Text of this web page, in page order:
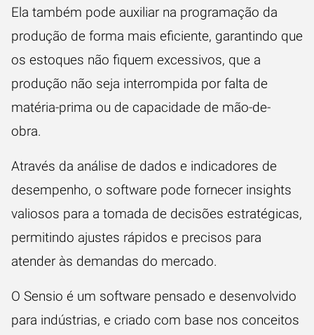
Ela também pode auxiliar na programação da
produção de forma mais eficiente, garantindo que
os estoques não fiquem excessivos, que a
produção não seja interrompida por falta de
matéria-prima ou de capacidade de mão-de-
obra.
Através da análise de dados e indicadores de
desempenho, o software pode fornecer insights
valiosos para a tomada de decisões estratégicas,
permitindo ajustes rápidos e precisos para
atender às demandas do mercado.
O Sensio é um software pensado e desenvolvido
para indústrias, e criado com base nos conceitos